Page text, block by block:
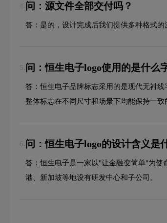
4. 问：源文件全部交付吗？
答：是的，设计完成后我们提供多种格式的
5. 问：恒生电子logo使用的是什么
答：恒生电子品牌标志采用的是现代无衬
整体标志在不同尺寸和场景下均能保持一致
6. 问：恒生电子logo的设计含义是
答：恒生电子是一家以"让金融变简单"为使
港、新加坡等地设有研发中心和子公司。